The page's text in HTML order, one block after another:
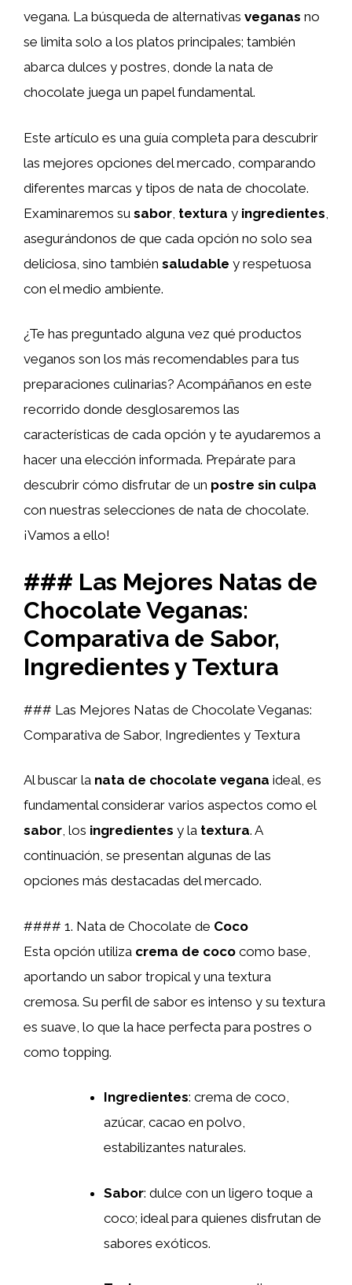
vegana. La búsqueda de alternativas veganas no
se limita solo a los platos principales; también
abarca dulces y postres, donde la nata de
chocolate juega un papel fundamental.
Este artículo es una guía completa para descubrir
las mejores opciones del mercado, comparando
diferentes marcas y tipos de nata de chocolate.
Examinaremos su sabor textura y ingredientes
asegurándonos de que cada opción no solo sea
deliciosa, sino también saludable y respetuosa
con el medio ambiente.
¿Te has preguntado alguna vez qué productos
veganos son los más recomendables para tus
preparaciones culinarias? Acompáñanos en este
recorrido donde desglosaremos las
características de cada opción y te ayudaremos a
hacer una elección informada. Prepárate para
descubrir cómo disfrutar de un postre sin culpa
con nuestras selecciones de nata de chocolate.
¡Vamos a ello!
### Las Mejores Natas de
Chocolate Veganas:
Comparativa de Sabor,
Ingredientes y Textura
### Las Mejores Natas de Chocolate Veganas:
Comparativa de Sabor, Ingredientes y Textura
Al buscar la nata de chocolate vegana ideal, es
fundamental considerar varios aspectos como el
sabor, los ingredientes y la textura. A
continuación, se presentan algunas de las
opciones más destacadas del mercado.
#### 1. Nata de Chocolate de Coco
Esta opción utiliza crema de coco como base,
aportando un sabor tropical y una textura
cremosa. Su perfil de sabor es intenso y su textura
es suave, lo que la hace perfecta para postres o
como topping.
Ingredientes: crema de coco,
azúcar, cacao en polvo,
estabilizantes naturales.
Sabor: dulce con un ligero toque a
coco; ideal para quienes disfrutan de
sabores exóticos.